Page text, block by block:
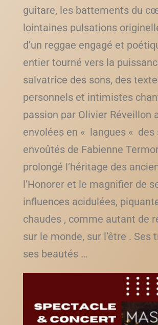
guitare, les battements du
lointaines pulsations
d’un reggae engagé et
entier tourné vers la
salvatrice des sons, des
personnels et intimistes
passion par Olivier Réveillon
envolées en « langues « des
envoûtés de Fabienne
prolongé l’héritage des
l’Honorer et le magnifier de
influences acidulées,
chaudes , comme autant de
sur le monde, sur l’être . Ses
ses beautés …